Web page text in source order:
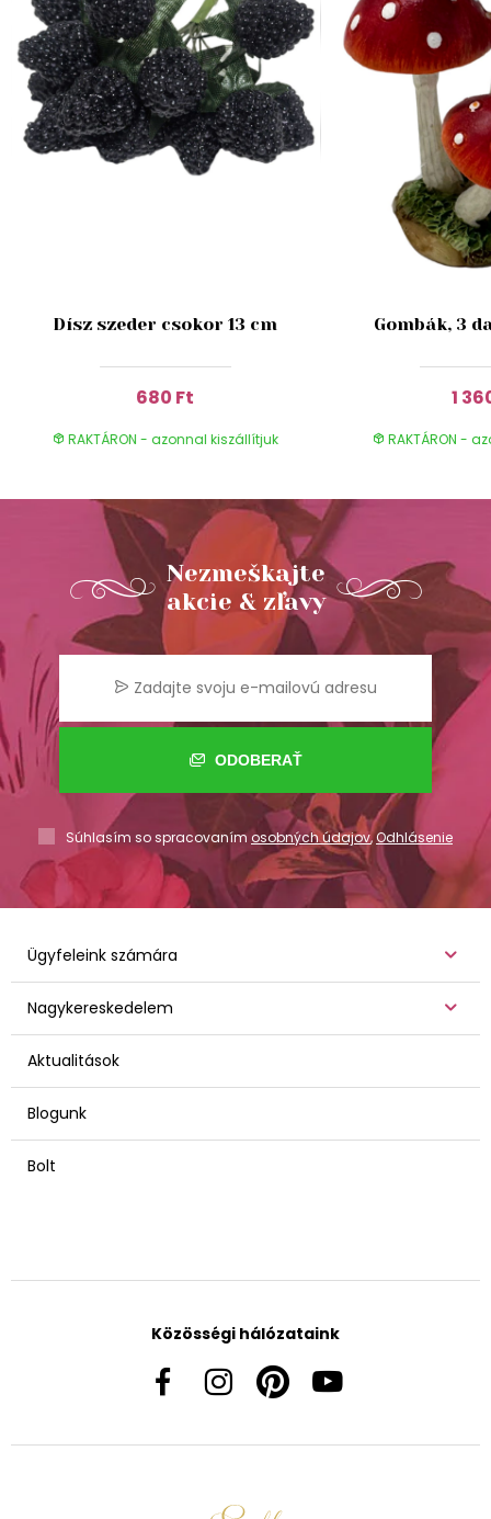
Dísz szeder csokor 13 cm
680 Ft
RAKTÁRON - azonnal kiszállítjuk
Gombák, 3
1
RAKTÁRON -
Nezmeškajte
akcie & zľavy
ODOBERAŤ
Súhlasím so spracovaním osobných údajov,Odhlásenie
Ügyfeleink számára
Nagykereskedelem
Aktualitások
Blogunk
Bolt
Közösségi hálózataink